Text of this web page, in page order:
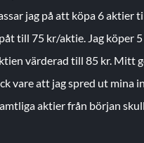
jag på att köpa 6 aktier
till 75 kr/aktie. Jag köper
värderad till 85 kr. Mitt
vare att jag spred ut mina
aktier från början